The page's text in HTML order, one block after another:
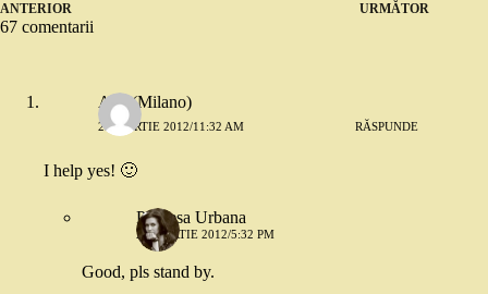
ANTERIOR URMĂTOR
67 comentarii
Ana (Milano)
23 MARTIE 2012/11:32 AM RĂSPUNDE
I help yes! 🙂
Printesa Urbana
23 MARTIE 2012/5:32 PM
Good, pls stand by.